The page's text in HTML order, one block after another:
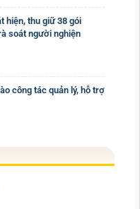
hiện, thu giữ 38 gói
soát người nghiện
công tác quản lý, hỗ trợ